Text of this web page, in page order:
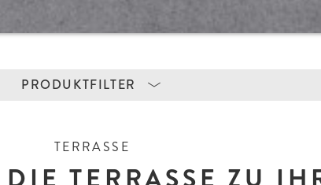
PRODUKTFILTER
Balkon/Dachterrasse
Mittelgrau
TERRASSE